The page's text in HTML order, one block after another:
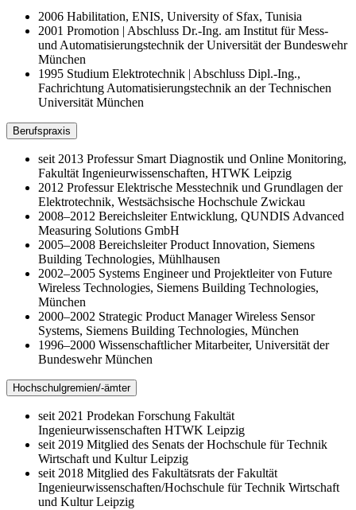
2006 Habilitation, ENIS, University of Sfax, Tunisia
2001 Promotion | Abschluss Dr.-Ing. am Institut für Mess-
und Automatisierungstechnik der Universität der Bundeswehr
München
1995 Studium Elektrotechnik | Abschluss Dipl.-Ing.,
Fachrichtung Automatisierungstechnik an der Technischen
Universität München
Berufspraxis
seit 2013 Professur Smart Diagnostik und Online Monitoring,
Fakultät Ingenieurwissenschaften, HTWK Leipzig
2012 Professur Elektrische Messtechnik und Grundlagen der
Elektrotechnik, Westsächsische Hochschule Zwickau
2008–2012 Bereichsleiter Entwicklung, QUNDIS Advanced
Measuring Solutions GmbH
2005–2008 Bereichsleiter Product Innovation, Siemens
Building Technologies, Mühlhausen
2002–2005 Systems Engineer und Projektleiter von Future
Wireless Technologies, Siemens Building Technologies,
München
2000–2002 Strategic Product Manager Wireless Sensor
Systems, Siemens Building Technologies, München
1996–2000 Wissenschaftlicher Mitarbeiter, Universität der
Bundeswehr München
Hochschulgremien/-ämter
seit 2021 Prodekan Forschung Fakultät
Ingenieurwissenschaften HTWK Leipzig
seit 2019 Mitglied des Senats der Hochschule für Technik
Wirtschaft und Kultur Leipzig
seit 2018 Mitglied des Fakultätsrats der Fakultät
Ingenieurwissenschaften/Hochschule für Technik Wirtschaft
und Kultur Leipzig